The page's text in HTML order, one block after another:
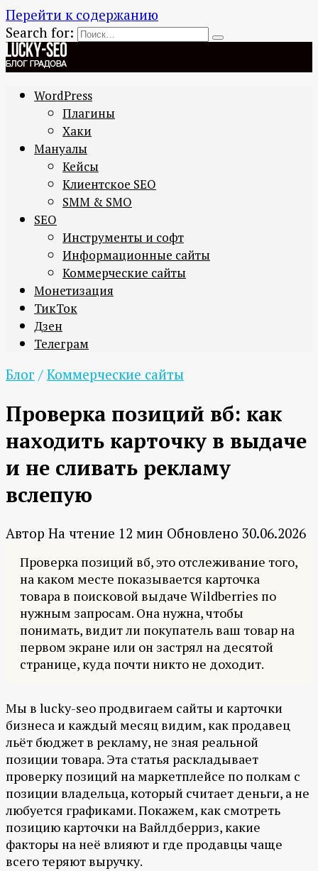
Перейти к содержанию
Search for:
WordPress
Плагины
Хаки
Мануалы
Кейсы
Клиентское SEO
SMM & SMO
SEO
Инструменты и софт
Информационные сайты
Коммерческие сайты
Монетизация
ТикТок
Дзен
Телеграм
Блог / Коммерческие сайты
Проверка позиций вб: как
находить карточку в выдаче
и не сливать рекламу
вслепую
Автор На чтение 12 мин Обновлено 30.06.2026
Проверка позиций вб, это отслеживание того,
на каком месте показывается карточка
товара в поисковой выдаче Wildberries по
нужным запросам. Она нужна, чтобы
понимать, видит ли покупатель ваш товар на
первом экране или он застрял на десятой
странице, куда почти никто не доходит.
Мы в lucky-seo продвигаем сайты и карточки
бизнеса и каждый месяц видим, как продавец
льёт бюджет в рекламу, не зная реальной
позиции товара. Эта статья раскладывает
проверку позиций на маркетплейсе по полкам с
позиции владельца, который считает деньги, а не
любуется графиками. Покажем, как смотреть
позицию карточки на Вайлдберриз, какие
факторы на неё влияют и где продавцы чаще
всего теряют выручку.